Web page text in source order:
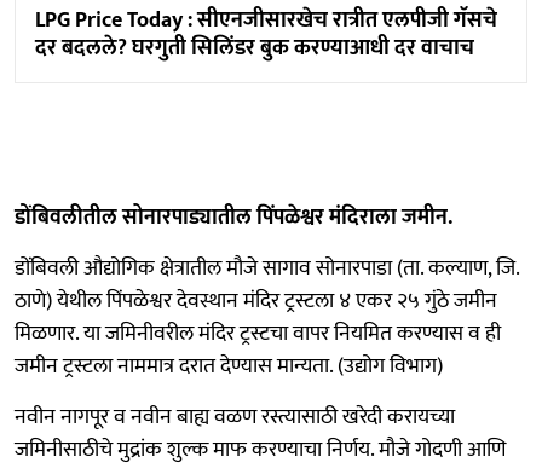
LPG Price Today : सीएनजीसारखेच रात्रीत एलपीजी गॅसचे
दर बदलले? घरगुती सिलिंडर बुक करण्याआधी दर वाचाच
डोंबिवलीतील सोनारपाड्यातील पिंपळेश्वर मंदिराला जमीन.
डोंबिवली औद्योगिक क्षेत्रातील मौजे सागाव सोनारपाडा (ता. कल्याण, जि.
ठाणे) येथील पिंपळेश्वर देवस्थान मंदिर ट्रस्टला ४ एकर २५ गुंठे जमीन
मिळणार. या जमिनीवरील मंदिर ट्रस्टचा वापर नियमित करण्यास व ही
जमीन ट्रस्टला नाममात्र दरात देण्यास मान्यता. (उद्योग विभाग)
नवीन नागपूर व नवीन बाह्य वळण रस्त्यासाठी खरेदी करायच्या
जमिनीसाठीचे मुद्रांक शुल्क माफ करण्याचा निर्णय. मौजे गोदणी आणि